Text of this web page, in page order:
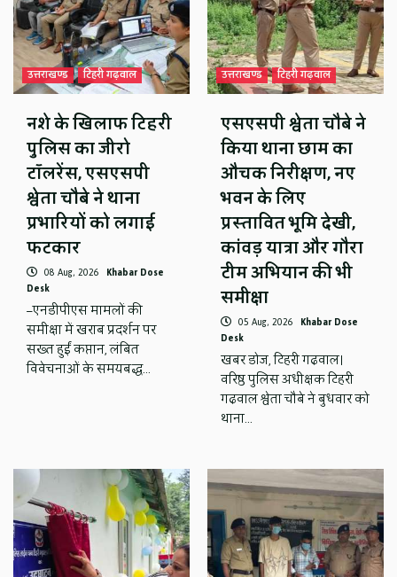
उत्तराखण्ड टिहरी गढ़वाल
नशे के खिलाफ टिहरी
पुलिस का जीरो
टॉलरेंस, एसएसपी
श्वेता चौबे ने थाना
प्रभारियों को लगाई
फटकार
08 Aug, 2026 Khabar Dose
Desk
–एनडीपीएस मामलों की
समीक्षा में खराब प्रदर्शन पर
सख्त हुईं कप्तान, लंबित
विवेचनाओं के समयबद्ध…
उत्तराखण्ड टिहरी गढ़वाल
एसएसपी श्वेता चौबे ने
किया थाना छाम का
औचक निरीक्षण, नए
भवन के लिए
प्रस्तावित भूमि देखी,
कांवड़ यात्रा और गौरा
टीम अभियान की भी
समीक्षा
05 Aug, 2026 Khabar Dose
Desk
खबर डोज, टिहरी गढ़वाल।
वरिष्ठ पुलिस अधीक्षक टिहरी
गढ़वाल श्वेता चौबे ने बुधवार को
थाना…